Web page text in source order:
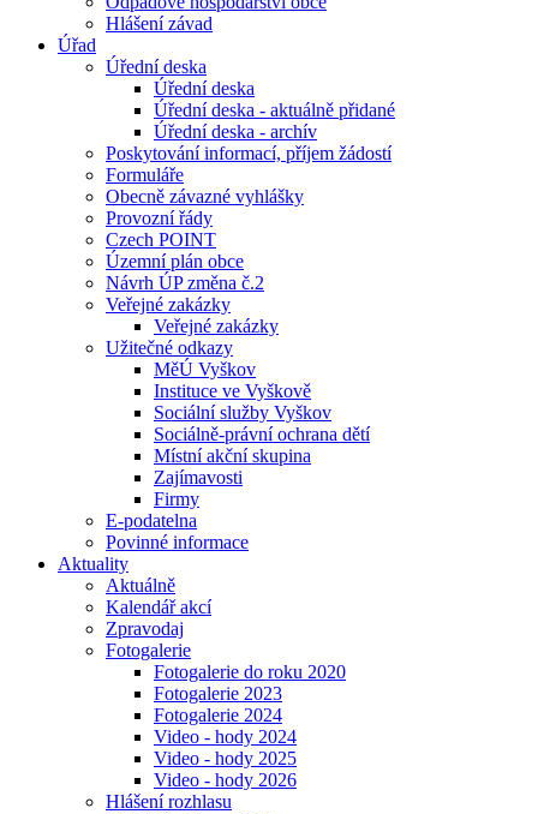
Hlášení závad
Úřad
Úřední deska
Úřední deska
Úřední deska - aktuálně přidané
Úřední deska - archív
Poskytování informací, příjem žádostí
Formuláře
Obecně závazné vyhlášky
Provozní řády
Czech POINT
Územní plán obce
Návrh ÚP změna č.2
Veřejné zakázky
Veřejné zakázky
Užitečné odkazy
MěÚ Vyškov
Instituce ve Vyškově
Sociální služby Vyškov
Sociálně-právní ochrana dětí
Místní akční skupina
Zajímavosti
Firmy
E-podatelna
Povinné informace
Aktuality
Aktuálně
Kalendář akcí
Zpravodaj
Fotogalerie
Fotogalerie do roku 2020
Fotogalerie 2023
Fotogalerie 2024
Video - hody 2024
Video - hody 2025
Video - hody 2026
Hlášení rozhlasu